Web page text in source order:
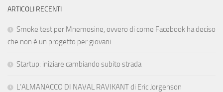
ARTICOLI RECENTI
Smoke test per Mnemosine, ovvero di come Facebook ha deciso
che non è un progetto per giovani
Startup: iniziare cambiando subito strada
L’ALMANACCO DI NAVAL RAVIKANT di Eric Jorgenson